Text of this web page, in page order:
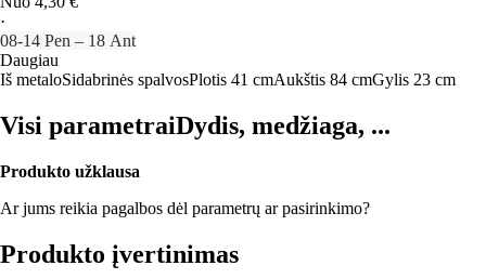
·
08‑14 Pen – 18 Ant
Daugiau
Iš metaloSidabrinės spalvosPlotis 41 cmAukštis 84 cmGylis 23 cm
Visi parametraiDydis, medžiaga, ...
Produkto užklausa
Ar jums reikia pagalbos dėl parametrų ar pasirinkimo?
Produkto įvertinimas